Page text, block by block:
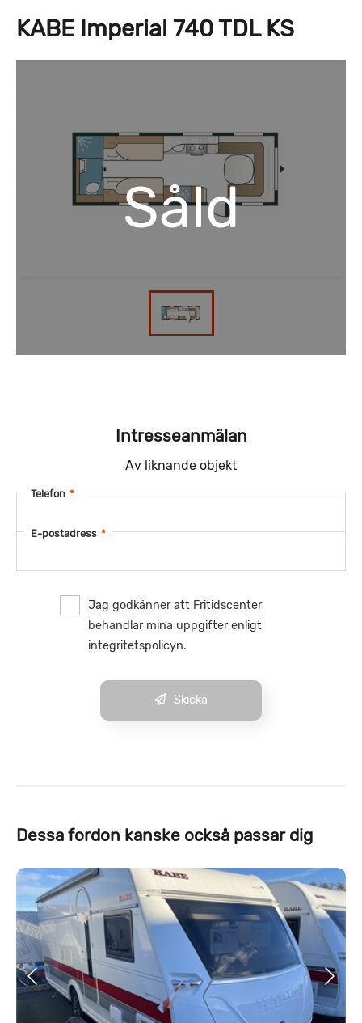
KABE Imperial 740 TDL KS
Såld
Intresseanmälan
Av liknande objekt
Telefon *
E-postadress *
Jag godkänner att Fritidscenter
behandlar mina uppgifter enligt
integritetspolicyn.
Skicka
Dessa fordon kanske också passar dig